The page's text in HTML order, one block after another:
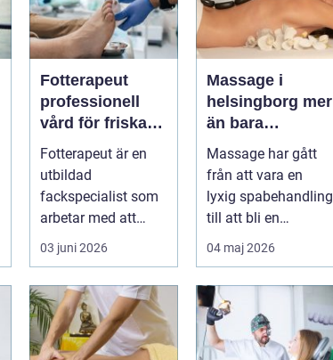
Fotterapeut
professionell
vård för friska
och starkare
fötter
Fotterapeut är en
utbildad
fackspecialist som
arbetar med att
förebygga,
behandla och lindra
problem...
03 juni 2026
Massage i
helsingborg mer
än bara
avkoppling
Massage har gått
från att vara en
lyxig spabehandling
till att bli en
självklar del av
mångas vardag...
04 maj 2026